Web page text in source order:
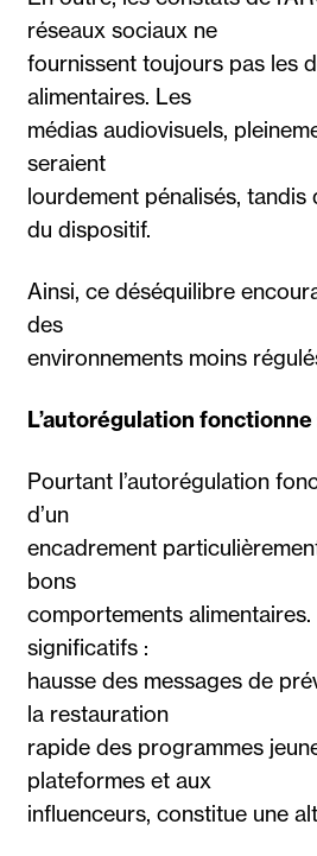
réseaux sociaux ne
fournissent toujours pas les
alimentaires. Les
médias audiovisuels,
seraient
lourdement pénalisés,
du dispositif.
Ainsi, ce déséquilibre
des
environnements moins
L’autorégulation
Pourtant l’autorégulation
d’un
encadrement
bons
comportements
significatifs :
hausse des messages de
la restauration
rapide des programmes
plateformes et aux
influenceurs, constitue une